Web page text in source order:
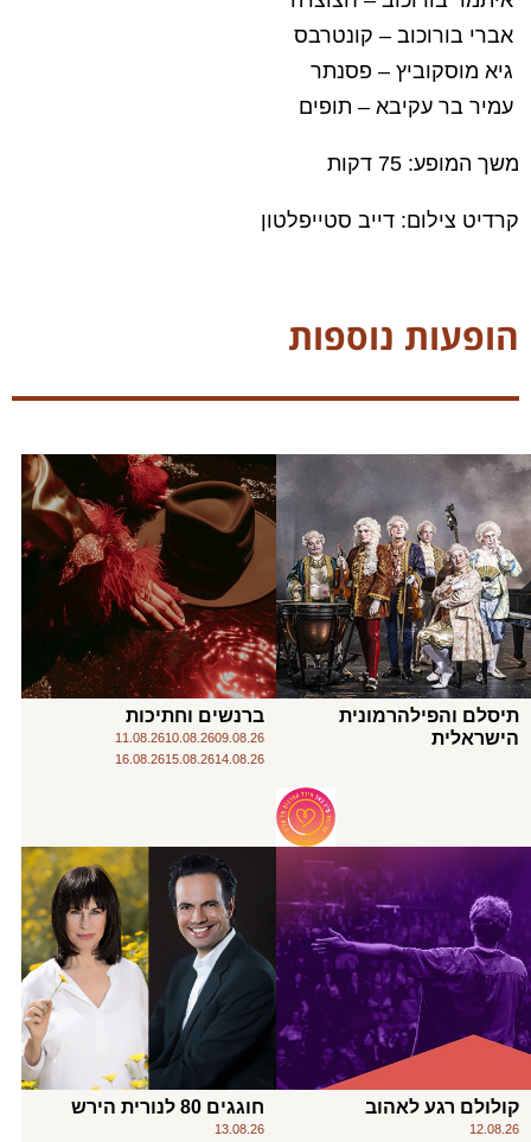
אברי בורוכוב – קונטרבס
גיא מוסקוביץ – פסנתר
עמיר בר עקיבא – תופים
משך המופע: 75 דקות
קרדיט צילום: דייב סטייפלטון
הופעות נוספות
תיסלם והפילהרמונית
הישראלית
ברנשים וחתיכות
09.08.26
10.08.26
11.08.26
14.08.26
15.08.26
16.08.26
קולולם רגע לאהוב
12.08.26
חוגגים 80 לנורית הירש
13.08.26